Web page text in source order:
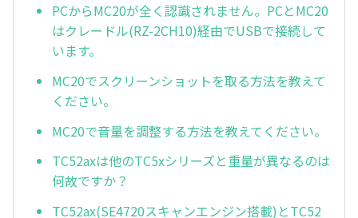
PCからMC20が全く認識されません。PCとMC20
はクレードル(RZ-2CH10)経由でUSBで接続して
います。
MC20でスクリーンショットを取る方法を教えて
ください。
MC20で音量を調整する方法を教えてください。
TC52axは他のTC5xシリーズと重量が異なるのは
何故ですか？
TC52ax(SE4720スキャンエンジン搭載)とTC52